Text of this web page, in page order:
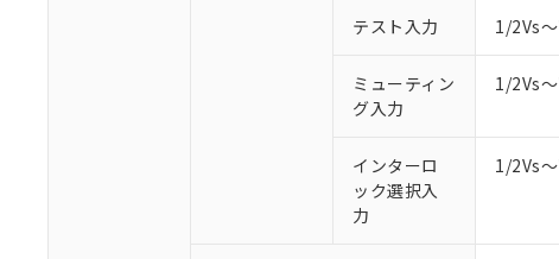
テスト入力 1/2Vs
ミューティン
グ入力
1/2Vs
インターロ
ック選択入
力
1/2Vs
混在することから備
既に当社にて対応品
り割愛しております。